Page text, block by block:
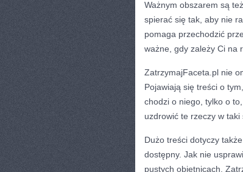
Ważnym obszarem są
spierać się tak, aby nie
pomaga przechodzić
ważne, gdy zależy Ci na
ZatrzymajFaceta.pl nie
Pojawiają się treści o
chodzi o niego, tylko o
uzdrowić te rzeczy w taki
Dużo treści dotyczy
dostępny. Jak nie
pustych obietnicach.